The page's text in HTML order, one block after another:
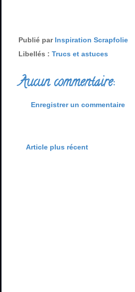
Publié par Inspiration Scrapfolie
Libellés : Trucs et astuces
Aucun commentaire:
Enregistrer un commentaire
Article plus récent